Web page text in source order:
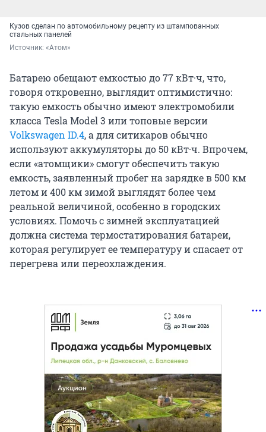
Кузов сделан по автомобильному рецепту из штампованных
стальных панелей
Источник: «Атом»
Батарею обещают емкостью до 77 кВт·ч, что,
говоря откровенно, выглядит оптимистично:
такую емкость обычно имеют электромобили
класса Tesla Model 3 или топовые версии
Volkswagen ID.4, а для ситикаров обычно
используют аккумуляторы до 50 кВт·ч. Впрочем,
если «атомщики» смогут обеспечить такую
емкость, заявленный пробег на зарядке в 500 км
летом и 400 км зимой выглядят более чем
реальной величиной, особенно в городских
условиях. Помочь с зимней эксплуатацией
должна система термостатирования батареи,
которая регулирует ее температуру и спасает от
перегрева или переохлаждения.